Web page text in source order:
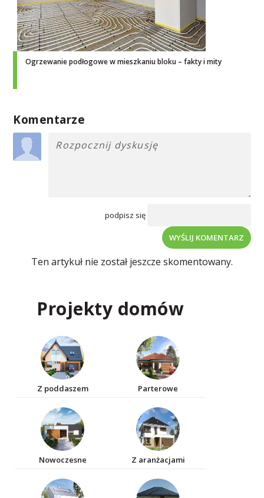
Ogrzewanie podłogowe w mieszkaniu bloku – fakty i mity
Komentarze
podpisz się
WYŚLIJ KOMENTARZ
Ten artykuł nie został jeszcze skomentowany.
Projekty domów
Z poddaszem Parterowe
Nowoczesne Z aranżacjami